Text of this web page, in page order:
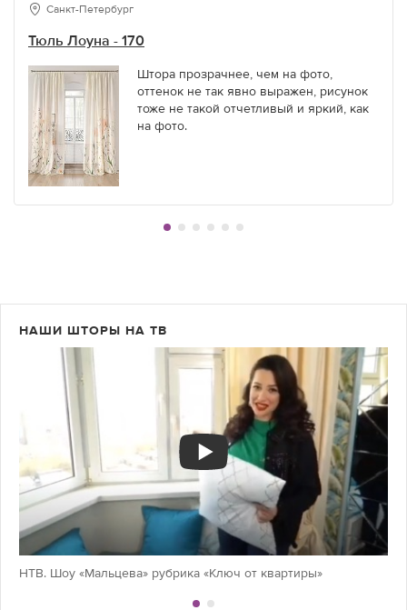
Санкт-Петербург
Тюль Лоуна - 170
Штора прозрачнее, чем на фото,
оттенок не так явно выражен, рисунок
тоже не такой отчетливый и яркий, как
на фото.
НАШИ ШТОРЫ НА ТВ
НТВ. Шоу «Мальцева» рубрика «Ключ от квартиры»